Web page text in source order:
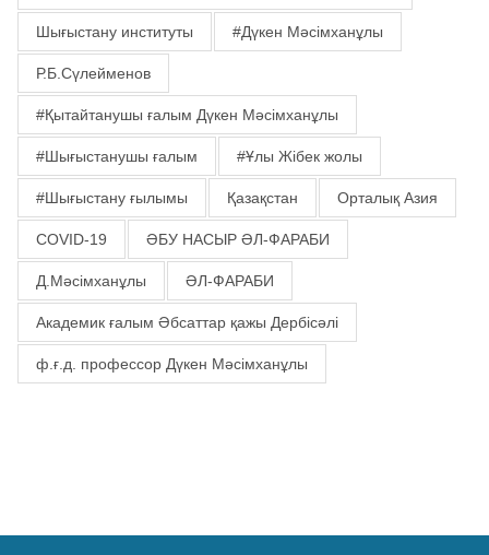
Шығыстану институты #Дүкен Мәсімханұлы
Р.Б.Сүлейменов
#Қытайтанушы ғалым Дүкен Мәсімханұлы
#Шығыстанушы ғалым #Ұлы Жібек жолы
#Шығыстану ғылымы Қазақстан Орталық Азия
COVID-19 ӘБУ НАСЫР ӘЛ-ФАРАБИ
Д.Мәсімханұлы ӘЛ-ФАРАБИ
Академик ғалым Әбсаттар қажы Дербісәлі
ф.ғ.д. профессор Дүкен Мәсімханұлы